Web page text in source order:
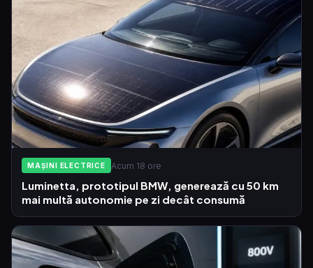
MAȘINI ELECTRICE Acum 18 ore
Luminetta, prototipul BMW, generează cu 50 km
mai multă autonomie pe zi decât consumă